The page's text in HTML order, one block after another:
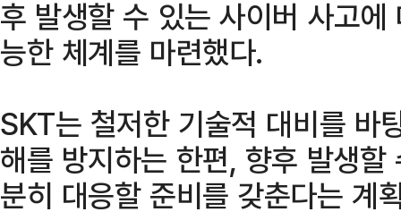
후 발생할 수 있는 사이버 사고
능한 체계를 마련했다.
SKT는 철저한 기술적 대비를 바
해를 방지하는 한편, 향후 발생
분히 대응할 준비를 갖춘다는 계